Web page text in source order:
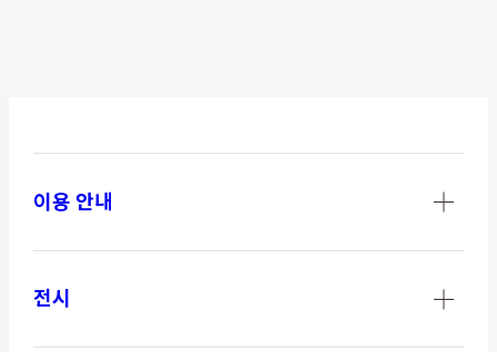
이용 안내
전시